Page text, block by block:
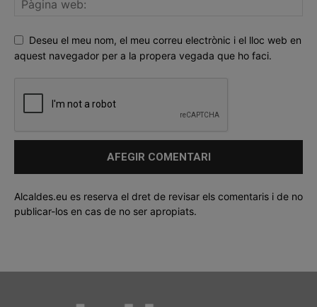
Deseu el meu nom, el meu correu electrònic i el lloc web en
aquest navegador per a la propera vegada que ho faci.
Alcaldes.eu es reserva el dret de revisar els comentaris i de no
publicar-los en cas de no ser apropiats.